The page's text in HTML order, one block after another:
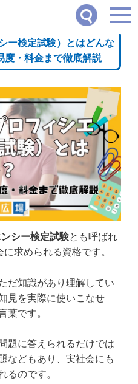
P検（ICTプロフィシエンシー検定試
ー検定試験）とはどんな
度・料金まで徹底解説
シー検定試験とも呼ばれ
求められる資格です。
だ知識があり理解してい
見を実際に使いこなせ
葉です。
題に答えられるだけでは
などもあり、実社会にも
るのです。